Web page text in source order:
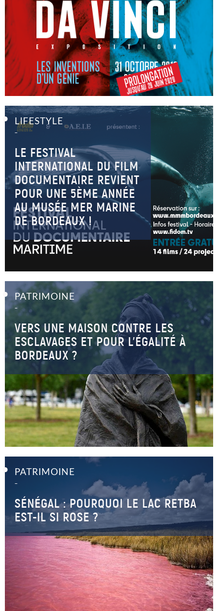
LIFESTYLE
–
LE FESTIVAL
INTERNATIONAL DU FILM
DOCUMENTAIRE REVIENT
POUR UNE 5ÈME ANNÉE
AU MUSÉE MER MARINE
DE BORDEAUX !
PATRIMOINE
–
VERS UNE MAISON CONTRE LES
ESCLAVAGES ET POUR L’ÉGALITÉ À
BORDEAUX ?
PATRIMOINE
–
SÉNÉGAL : POURQUOI LE LAC RETBA
EST-IL SI ROSE ?